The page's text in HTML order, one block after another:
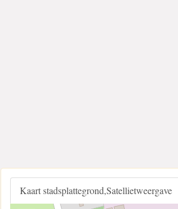
Kaart stadsplattegrond,Satellietweergave